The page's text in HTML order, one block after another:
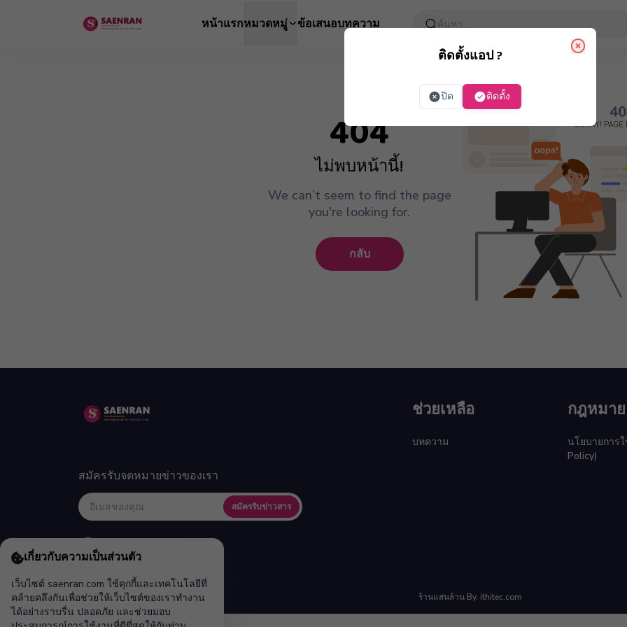
หน้าแรกหมวดหมู่ ข้อเสนอบทความ
ติดตั้งแอป ?
ปิด ติดตั้ง
404
ไม่พบหน้านี้!
We can’t seem to find the page
you're looking for.
กลับ
เกี่ยวกับความเป็นส่วนตัว
เว็บไซต์ saenran.com ใช้คุกกี้และเทคโนโลยีที่
คล้ายคลึงกันเพื่อช่วยให้เว็บไซต์ของเราทำงาน
ได้อย่างราบรื่น ปลอดภัย และช่วยมอบ
สมัครรับจดหมายข่าวของเรา
สมัครรับข่าวสาร
ช่วยเหลือ
บทความ
กฎหมาย
นโยบายการ
Policy)
ร้านแสนล้าน By. ithitec.com